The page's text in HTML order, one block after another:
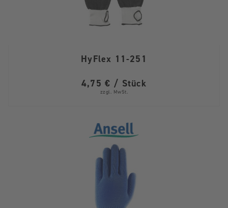
HyFlex 11-251
4,75 € / Stück
zzgl. MwSt.